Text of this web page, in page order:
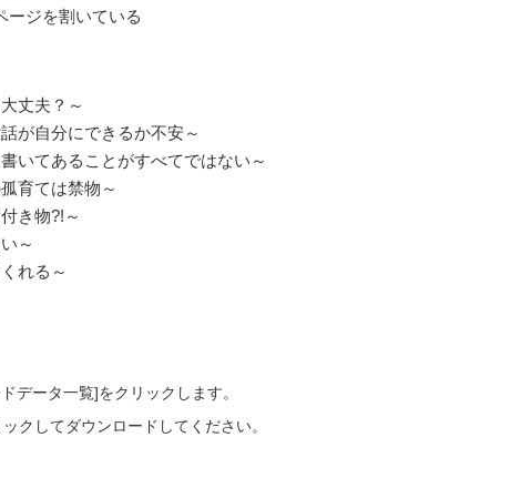
ージを割いている
丈夫？～
が自分にできるか不安～
いてあることがすべてではない～
育ては禁物～
き物?!～
～
れる～
データ一覧]をクリックします。
クしてダウンロードしてください。